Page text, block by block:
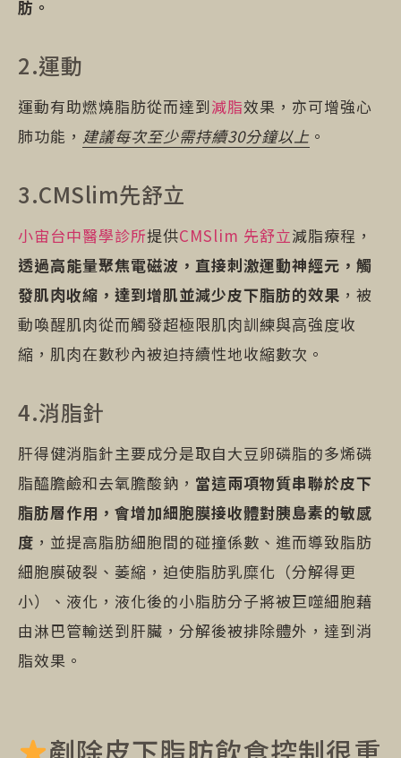
肪。
2.運動
運動有助燃燒脂肪從而達到減脂效果，亦可增強心
肺功能， 建議每次至少需持續30分鐘以上 。
3.CMSlim先舒立
小宙台中醫學診所提供CMSlim 先舒立減脂療程，
透過高能量聚焦電磁波，直接刺激運動神經元，觸
發肌⾁收縮，達到增肌並減少皮下脂肪的效果 ，被
動喚醒肌⾁從⽽觸發超極限肌⾁訓練與⾼強度收
縮，肌⾁在數秒內被迫持續性地收縮數次。
4.消脂針
肝得健消脂針主要成分是取自大豆卵磷脂的多烯磷
脂醯膽鹼和去氧膽酸鈉， 當這兩項物質串聯於皮下
脂肪層作用，會增加細胞膜接收體對胰島素的敏感
度 ，並提高脂肪細胞間的碰撞係數、進而導致脂肪
細胞膜破裂、萎縮，迫使脂肪乳糜化（分解得更
小）、液化，液化後的小脂肪分子將被巨噬細胞藉
由淋巴管輸送到肝臟，分解後被排除體外，達到消
脂效果。